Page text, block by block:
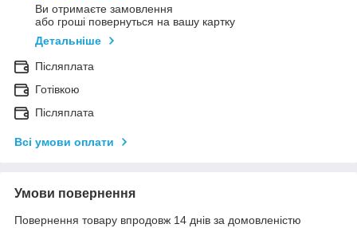
Ви отримаєте замовлення
або гроші повернуться на вашу картку
Детальніше
Післяплата
Готівкою
Післяплата
Всі умови оплати
Умови повернення
Повернення товару впродовж 14 днів за домовленістю